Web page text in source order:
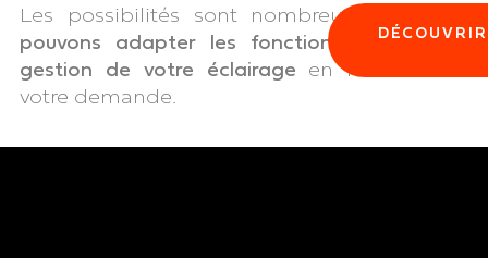
Les possibilités sont nombreuses et
pouvons
adapter les fonctionnalités de la
gestion de votre éclairage en fonction de
votre demande.